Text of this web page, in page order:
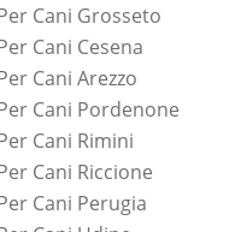
Cani Grosseto
Cani Cesena
Cani Arezzo
Cani Pordenone
Cani Rimini
Cani Riccione
Cani Perugia